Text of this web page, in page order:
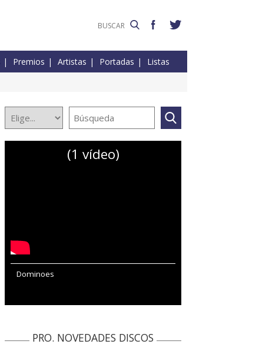
Premios Artistas Portadas Listas
(1 vídeo)
Dominoes
PRO. NOVEDADES DISCOS